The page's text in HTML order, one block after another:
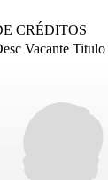
CRÉDITOS
Vacante Titulo